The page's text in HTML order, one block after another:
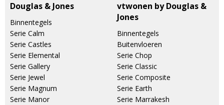
Douglas & Jones
Binnentegels
Serie Calm
Serie Castles
Serie Elemental
Serie Gallery
Serie Jewel
Serie Magnum
Serie Manor
vtwonen by Douglas &
Jones
Binnentegels
Buitenvloeren
Serie Chop
Serie Classic
Serie Composite
Serie Earth
Serie Marrakesh